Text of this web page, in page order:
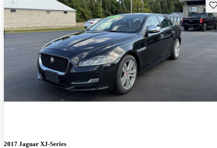
2017 Jaguar XJ-Series